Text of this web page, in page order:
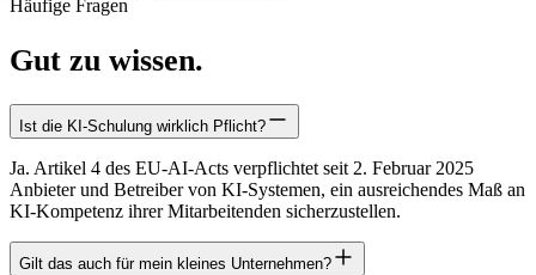
Häufige Fragen
Gut zu wissen.
Ist die KI-Schulung wirklich Pflicht?
Ja. Artikel 4 des EU-AI-Acts verpflichtet seit 2. Februar 2025
Anbieter und Betreiber von KI-Systemen, ein ausreichendes Maß an
KI-Kompetenz ihrer Mitarbeitenden sicherzustellen.
Gilt das auch für mein kleines Unternehmen?